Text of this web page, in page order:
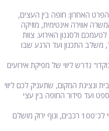
האחרון: חופה בין העצים,
אווירה אינטימית, מוזיקה
ולסגנון האירוע. צוות
משלב התכנון ועד הרגע שבו
נדרש ליווי של מפיקת אירועים
ונציגת המקום, שתעניק לכם ליווי
ועד סידור החופה בין עצי
לרשות האורחים עומד מגרש חנייה פרטי לכ־100 רכבים, ונוף ירוק מושלם